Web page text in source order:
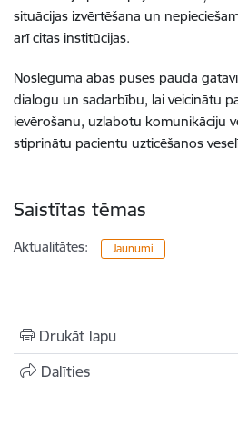
situācijas izvērtēšana un
arī citas institūcijas.
Noslēgumā abas puses pauda
dialogu un sadarbību, lai veicinātu
ievērošanu, uzlabotu komunikāciju
stiprinātu pacientu uzticēšanos
Saistītas tēmas
Aktualitātes: Jaunumi
Drukāt lapu
Dalīties